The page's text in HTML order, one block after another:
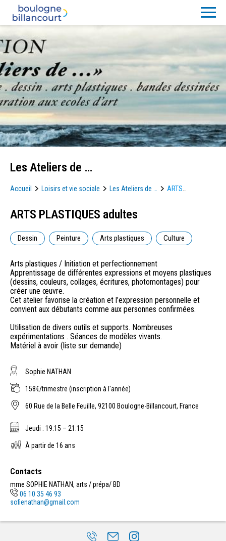
Les Ateliers de …
Accueil Loisirs et vie sociale Les Ateliers de …
ARTS
ARTS PLASTIQUES adultes
Dessin Peinture Arts plastiques Culture
Arts plastiques / Initiation et perfectionnement
Apprentissage de différentes expressions et moyens plastiques
(dessins, couleurs, collages, écritures, photomontages) pour
créer une œuvre.
Cet atelier favorise la création et l’expression personnelle et
convient aux débutants comme aux personnes confirmées.
Utilisation de divers outils et supports. Nombreuses
expérimentations . Séances de modèles vivants.
Matériel à avoir (liste sur demande)
Sophie NATHAN
158€/trimestre (inscription à l'année)
60 Rue de la Belle Feuille, 92100 Boulogne-Billancourt, France
Jeudi : 19:15 – 21:15
À partir de 16 ans
Contacts
mme SOPHIE NATHAN, arts / prépa/ BD
06 10 35 46 93
sofienathan@gmail.com